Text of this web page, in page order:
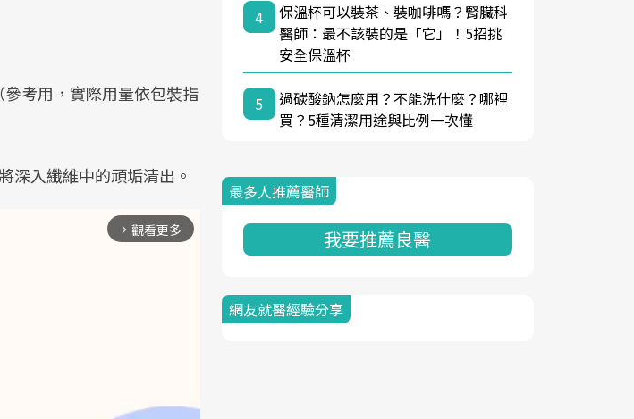
考用，實際用量依包裝指
深入纖維中的頑垢清出。
arrow_forward_ios 觀看更多
4
保溫杯可以裝茶、裝咖啡嗎？腎臟科
醫師：最不該裝的是「它」！5招挑
安全保溫杯
5
過碳酸鈉怎麼用？不能洗什麼？哪裡
買？5種清潔用途與比例一次懂
最多人推薦醫師
我要推薦良醫
網友就醫經驗分享